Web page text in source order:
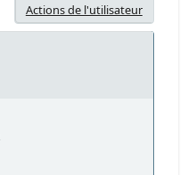
Actions de l'utilisateur